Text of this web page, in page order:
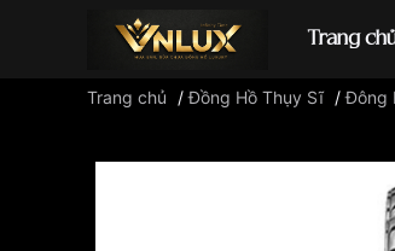
Trang
Trang chủ /Đồng Hồ Thụy Sĩ /Đông